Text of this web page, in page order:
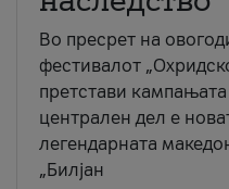
Во пресрет на
фестивалот
претстави кампањата
централен дел е
легендарната
„Билјан